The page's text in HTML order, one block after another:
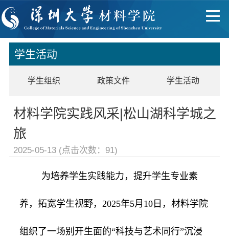
学生活动
学生组织 政策文件 学生活动
材料学院实践风采|松山湖科学城之
旅
2025-05-13 (点击次数： 91)
为培养学生实践能力，提升学生专业素
养，拓宽学生视野，2025年5月10日，材料学院
组织了一场别开生面的“科技与艺术同行”沉浸